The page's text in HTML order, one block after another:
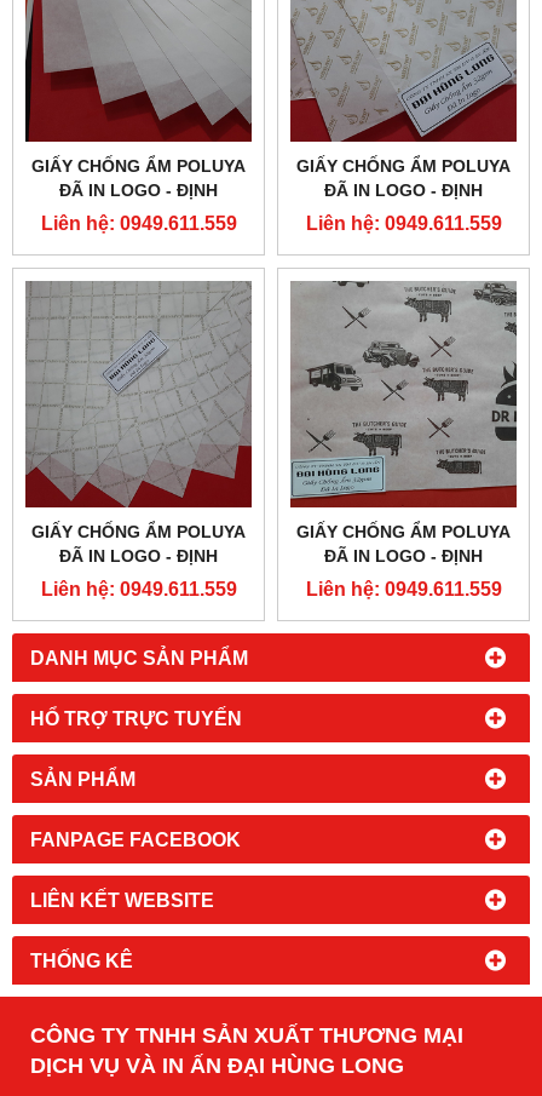
DANH MỤC SẢN PHẨM
HỔ TRỢ TRỰC TUYẾN
SẢN PHẨM
FANPAGE FACEBOOK
LIÊN KẾT WEBSITE
THỐNG KÊ
GIẤY CHỐNG ẨM POLUYA
ĐÃ IN LOGO - ĐỊNH
LƯỢNG 32G
Liên hệ: 0949.611.559
GIẤY CHỐNG ẨM POLUYA
ĐÃ IN LOGO - ĐỊNH
LƯỢNG 32G
Liên hệ: 0949.611.559
GIẤY CHỐNG ẨM POLUYA
ĐÃ IN LOGO - ĐỊNH
LƯỢNG 32G
Liên hệ: 0949.611.559
GIẤY CHỐNG ẨM POLUYA
ĐÃ IN LOGO - ĐỊNH
LƯỢNG 32G
Liên hệ: 0949.611.559
CÔNG TY TNHH SẢN XUẤT THƯƠNG MẠI
DỊCH VỤ VÀ IN ẤN ĐẠI HÙNG LONG